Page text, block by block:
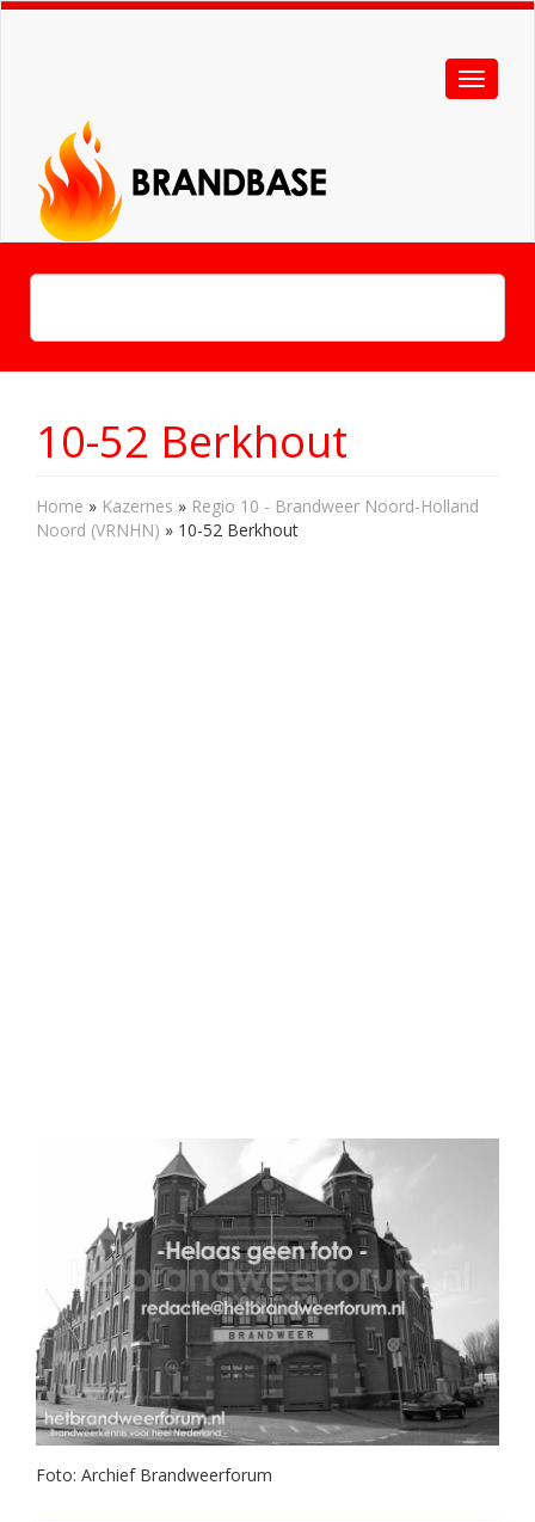
10-52 Berkhout
Home » Kazernes » Regio 10 - Brandweer Noord-Holland
Noord (VRNHN) » 10-52 Berkhout
Foto: Archief Brandweerforum